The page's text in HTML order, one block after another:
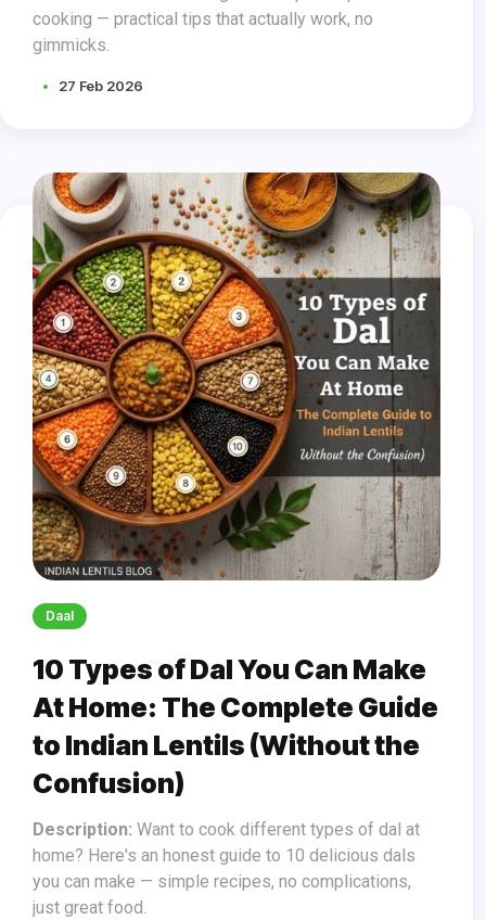
cooking — practical tips that actually work, no
gimmicks.
27 Feb 2026
Daal
10 Types of Dal You Can Make
At Home: The Complete Guide
to Indian Lentils (Without the
Confusion)
Description: Want to cook different types of dal at
home? Here's an honest guide to 10 delicious dals
you can make — simple recipes, no complications,
just great food.